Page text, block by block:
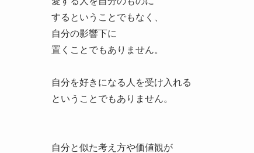
するということでもなく、
自分の影響下に
置くことでもありません。
自分を好きになる人を受け入れる
ということでもありません。
自分と似た考え方や価値観が